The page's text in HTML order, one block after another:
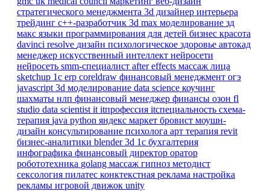
стратегического менеджмента 3d дизайнер интерьера
трейдинг c++-разработчик 3d max моделирование зд
макс языки программирования для детей бизнес красота
davinci resolve дизайн психологическое здоровье автокад
менеджер искусственный интеллект нейросети
нейросеть smm-специалист after effects массаж лица
sketchup 1с erp coreldraw финансовый менеджмент огэ
javascript 3d моделирование data science коучинг
шахматы нлп финансовый менеджер финансы озон fl
studio data scientist it itпрофессия itспециальность схема-
терапия java python яндекс маркет бровист моушн-
дизайн консультирование психолога арт терапия revit
бизнес-аналитики blender 3d 1с бухгалтерия
инфографика финансовый директор оратор
робототехника golang массаж гипноз методист
сексология пилатес конктекстная реклама настройка
рекламы игровой движок unity